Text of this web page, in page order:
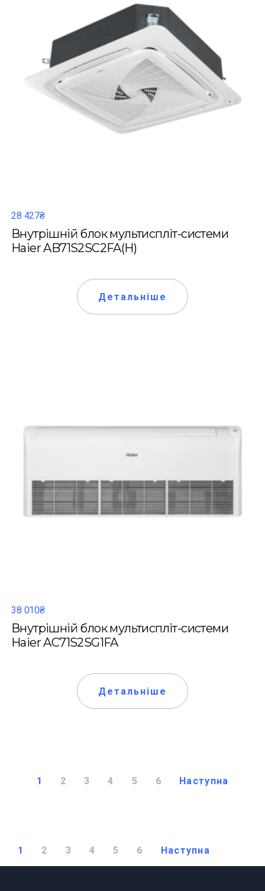
28 427₴
Внутрішній блок мультиспліт-системи
Haier AB71S2SC2FA(H)
Детальніше
38 010₴
Внутрішній блок мультиспліт-системи
Haier AC71S2SG1FA
Детальніше
1 2 3 4 5 6 Наступна
1 2 3 4 5 6 Наступна